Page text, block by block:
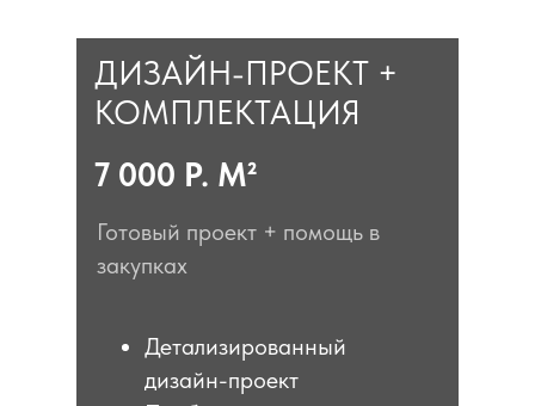
ДИЗАЙН-ПРОЕКТ +
КОМПЛЕКТАЦИЯ
7 000 Р. М²
Готовый проект + помощь в
закупках
Детализированный
дизайн-проект